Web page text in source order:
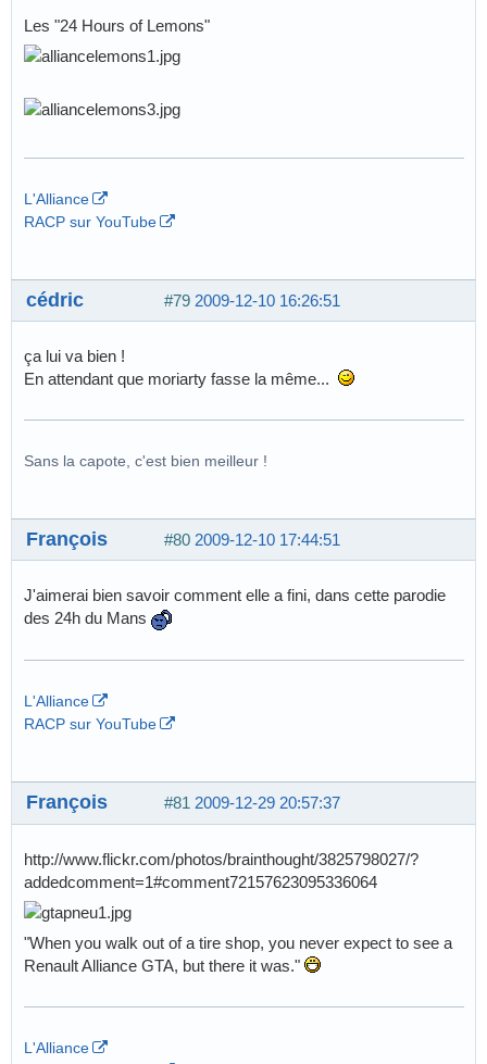
Les "24 Hours of Lemons"
L'Alliance
RACP sur YouTube
#79 2009-12-10 16:26:51
cédric
ça lui va bien !
En attendant que moriarty fasse la même...
Sans la capote, c'est bien meilleur !
#80 2009-12-10 17:44:51
François
J'aimerai bien savoir comment elle a fini, dans cette parodie
des 24h du Mans
L'Alliance
RACP sur YouTube
#81 2009-12-29 20:57:37
François
http://www.flickr.com/photos/brainthought/3825798027/?
addedcomment=1#comment72157623095336064
"When you walk out of a tire shop, you never expect to see a
Renault Alliance GTA, but there it was."
L'Alliance